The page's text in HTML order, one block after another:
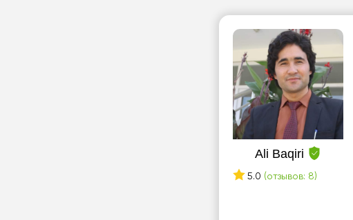
Ali Baqiri
5.0 (отзывов: 8)